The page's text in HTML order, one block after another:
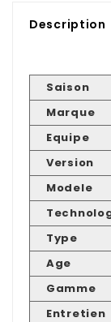
Description
Saison
Marque
Equipe
Version
Modele
Type
Age
Gamme
Entretien